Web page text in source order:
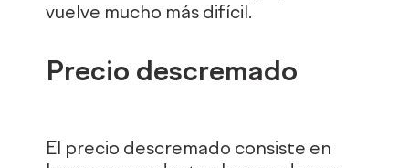
vuelve mucho más difícil.
Precio descremado
El precio descremado consiste en